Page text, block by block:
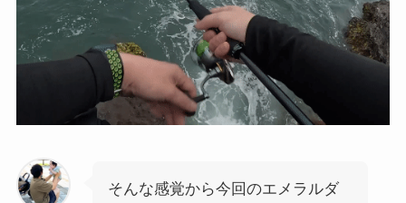
そんな感覚から今回のエメラルダ